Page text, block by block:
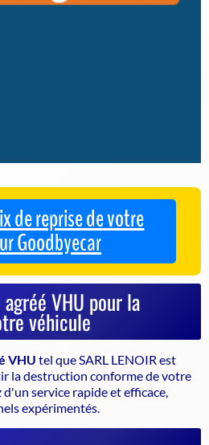
de reprise de votre
Goodbyecar
VHU pour la
véhicule
VHU tel que SARL LENOIR est
ladestruction conformede votre
service rapide et efficace,
expérimentés.